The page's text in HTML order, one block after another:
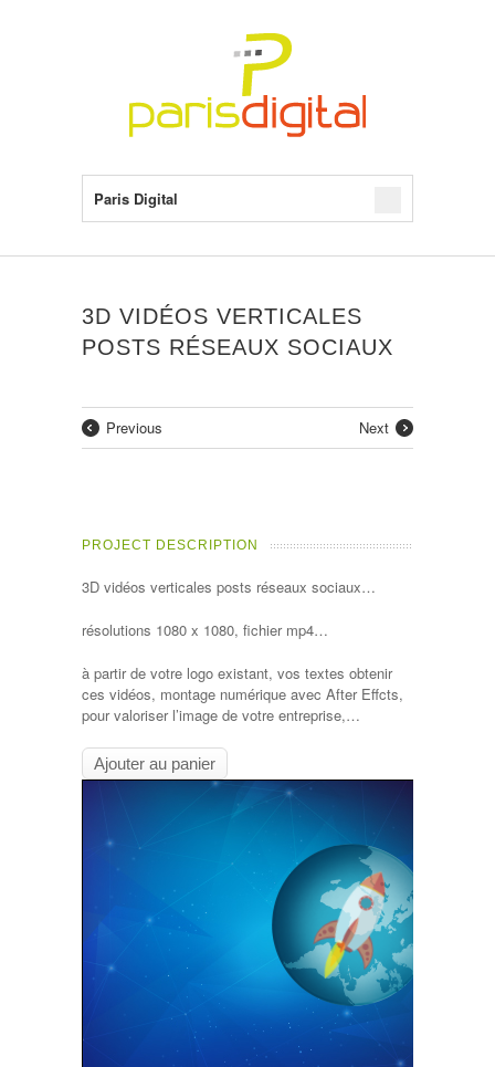
Paris Digital
3D VIDÉOS VERTICALES
POSTS RÉSEAUX SOCIAUX
Next
Previous
PROJECT DESCRIPTION
3D vidéos verticales posts réseaux sociaux…
résolutions 1080 x 1080, fichier mp4…
à partir de votre logo existant, vos textes obtenir
ces vidéos, montage numérique avec After Effcts,
pour valoriser l’image de votre entreprise,…